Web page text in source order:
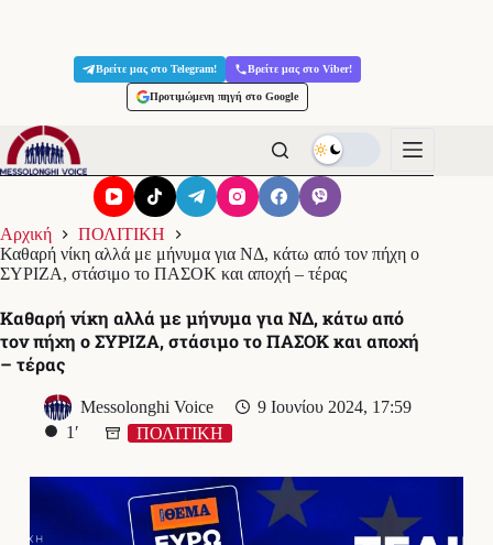
Βρείτε μας στο Telegram! Βρείτε μας στο Viber!
Προτιμώμενη πηγή στο Google
Αρχική
ΠΟΛΙΤΙΚΗ
Καθαρή νίκη αλλά με μήνυμα για ΝΔ, κάτω από τον πήχη ο
ΣΥΡΙΖΑ, στάσιμο το ΠΑΣΟΚ και αποχή – τέρας
Καθαρή νίκη αλλά με μήνυμα για ΝΔ, κάτω από
τον πήχη ο ΣΥΡΙΖΑ, στάσιμο το ΠΑΣΟΚ και αποχή
– τέρας
Messolonghi Voice
9 Ιουνίου 2024, 17:59
1′
ΠΟΛΙΤΙΚΗ